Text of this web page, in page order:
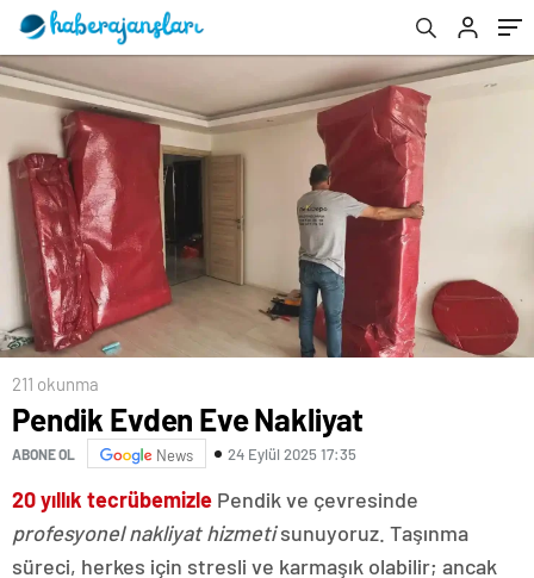
211 okunma
Pendik Evden Eve Nakliyat
ABONE OL News 24 Eylül 2025 17:35
20 yıllık tecrübemizle Pendik ve çevresinde
profesyonel nakliyat hizmetisunuyoruz. Taşınma
süreci, herkes için stresli ve karmaşık olabilir; ancak